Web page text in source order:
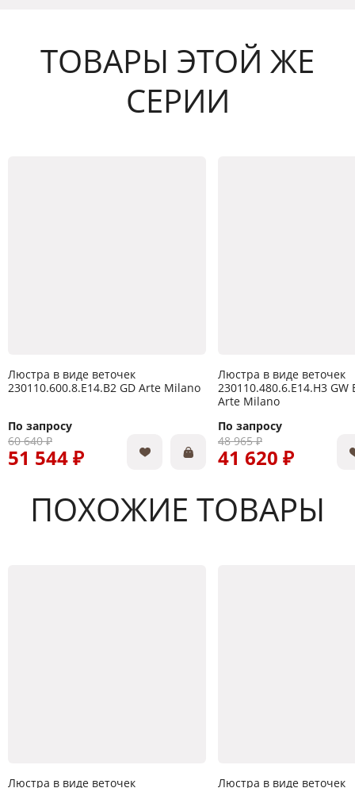
ТОВАРЫ ЭТОЙ ЖЕ
СЕРИИ
Люстра в виде веточек
230110.600.8.E14.B2 GD Arte Milano
По запросу
60 640 ₽
51 544 ₽
Люстра в виде веточек
230110.480.6.E14.H3 GW
Arte Milano
По запросу
48 965 ₽
41 620 ₽
ПОХОЖИЕ ТОВАРЫ
Люстра в виде веточек
Люстра в виде веточек